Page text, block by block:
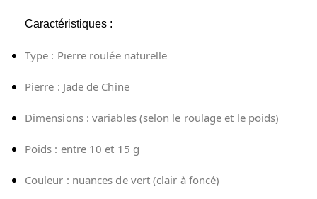
Caractéristiques :
Type : Pierre roulée naturelle
Pierre : Jade de Chine
Dimensions : variables (selon le roulage et le poids)
Poids : entre 10 et 15 g
Couleur : nuances de vert (clair à foncé)